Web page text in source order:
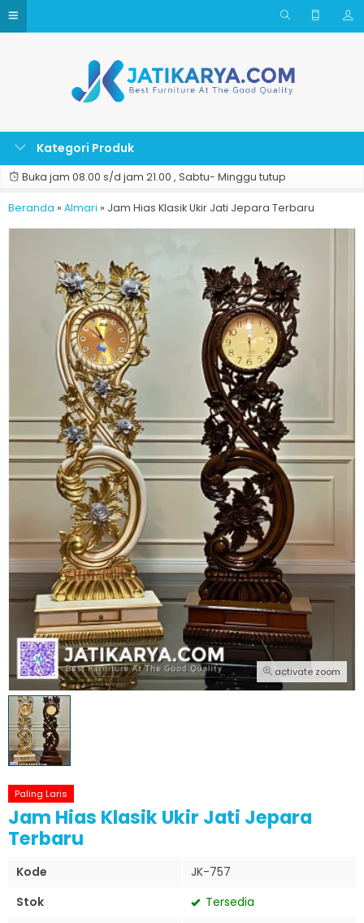
Kategori Produk
Buka jam 08.00 s/d jam 21.00 , Sabtu- Minggu tutup
Beranda » Almari » Jam Hias Klasik Ukir Jati Jepara Terbaru
activate zoom
Paling Laris
Jam Hias Klasik Ukir Jati Jepara
Terbaru
Kode
JK-757
Stok
Tersedia